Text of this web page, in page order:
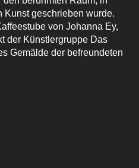
Kunst geschrieben wurde.
von Johanna Ey,
der Künstlergruppe Das
Gemälde der befreundeten